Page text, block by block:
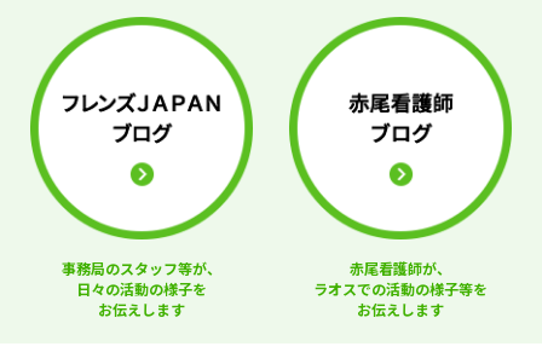
事務局のスタッフ等が、
日々の活動の様子を
お伝えします
赤尾看護師が、
ラオスでの活動の様子等を
お伝えします